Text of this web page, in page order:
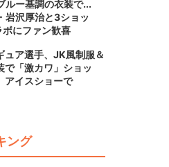
ルー基調の衣装で...
岩沢厚治と3ショッ
にファン歓喜
ュア選手、JK風制服＆
で「激カワ」ショッ
イスショーで
ング